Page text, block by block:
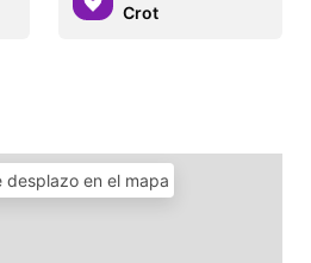
Crot
desplazo en el mapa